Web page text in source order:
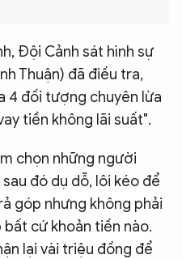
Podcast
Ảnh
Đội Cảnh sát hình sự
Thuận) đã điều tra,
4 đối tượng chuyên lừa
tiền không lãi suất".
chọn những người
đó dụ dỗ, lôi kéo để
góp nhưng không phải
cứ khoản tiền nào.
lại vài triệu đồng để